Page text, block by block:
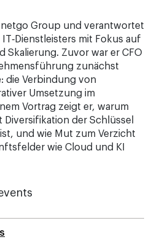
netgo Group und verantwortet
mit Fokus auf
Skalierung. Zuvor war er CFO
zunächst
die Verbindung von
Umsetzung im
Vortrag zeigt er, warum
der Schlüssel
und wie Mut zum Verzicht
wie Cloud und KI